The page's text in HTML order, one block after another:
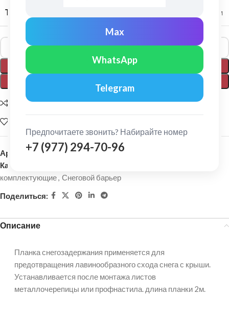
Max
WhatsApp
Telegram
Предпочитаете звонить? Набирайте номер
+7 (977) 294-70-96
ТОЛЩИНА МЕТАЛЛА 0,5 мм
В КОРЗИНУ
Alternative:
Добавить для сравнения
Артикул:155125
Категории:
комплектующие, Снеговой барьер
Поделиться:
Описание
Планка снегозадержания применяется для
предотвращения лавинообразного схода снега с крыши.
Устанавливается после монтажа листов
металлочерепицы или профнастила. длина планки 2м.